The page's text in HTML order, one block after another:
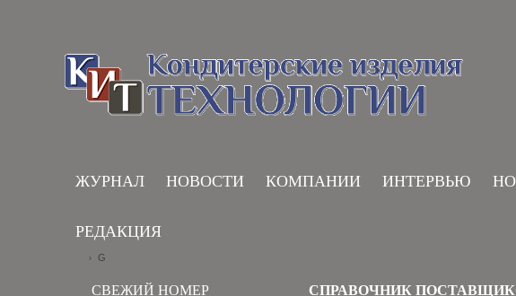
ЖУРНАЛ НОВОСТИ КОМПАНИИ ИНТЕРВЬЮ
РЕДАКЦИЯ
СВЕЖИЙ НОМЕР
› G
СПРАВОЧНИК